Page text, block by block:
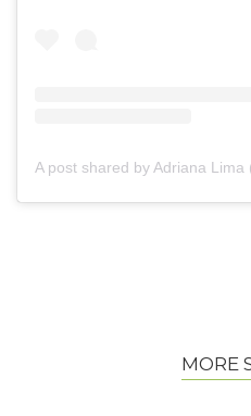
A post shared by Adriana Lima
MORE